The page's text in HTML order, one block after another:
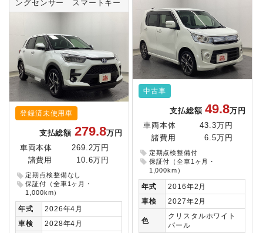
ングセンサー スマートキー
登録済未使用車
支払総額 279.8万円
車両本体
269.2万円
諸費用
10.6万円
定期点検整備なし
保証付（全車1ヶ月・
1,000km）
年式
2026年4月
車検
2028年4月
中古車
支払総額49.8万円
車両本体
43.3万円
諸費用
6.5万円
定期点検整備付
保証付（全車1ヶ月・
1,000km）
年式
2016年2月
車検
2027年2月
色
クリスタルホワイト
パール